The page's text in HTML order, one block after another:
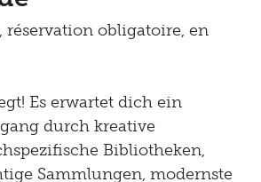
réservation obligatoire, en
Es erwartet dich ein
durch kreative
Bibliotheken,
Sammlungen, modernste